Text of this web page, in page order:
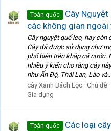
Toàn quốc
Cây
các không gian ngoài
Cây nguyệt quế leo, hay
Cây đã được sử dụng như
phổ biến trên khắp cả nước.
nhiều ý kiến cho rằng cây
như Ấn Độ, Thái Lan, Lào
cây Xanh Bách Lộc Chủ đề
Gia dụng
Toàn quốc
Các loại